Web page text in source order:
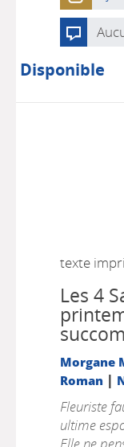
Disponible
texte
Les 4
Morgane
Roman |
Fleuriste
ultime